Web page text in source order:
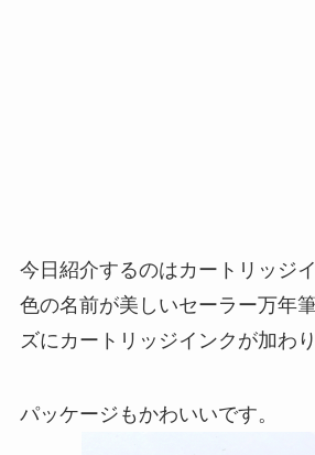
今日紹介するのはカートリッジイ
色の名前が美しいセーラー万年
ズにカートリッジインクが加わり
パッケージもかわいいです。